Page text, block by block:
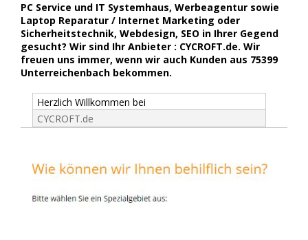
PC Service und IT Systemhaus, Werbeagentur sowie
Laptop Reparatur / Internet Marketing oder
Sicherheitstechnik, Webdesign, SEO in Ihrer Gegend
gesucht? Wir sind Ihr Anbieter : CYCROFT.de. Wir
freuen uns immer, wenn wir auch Kunden aus 75399
Unterreichenbach bekommen.
Herzlich Willkommen bei
CYCROFT.de